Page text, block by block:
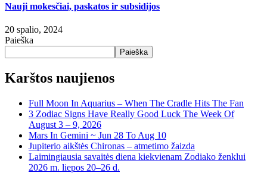
Nauji mokesčiai, paskatos ir subsidijos
20 spalio, 2024
Paieška
Paieška
Karštos naujienos
Full Moon In Aquarius – When The Cradle Hits The Fan
3 Zodiac Signs Have Really Good Luck The Week Of
August 3 – 9, 2026
Mars In Gemini ~ Jun 28 To Aug 10
Jupiterio aikštės Chironas – atmetimo žaizda
Laimingiausia savaitės diena kiekvienam Zodiako ženklui
2026 m. liepos 20–26 d.